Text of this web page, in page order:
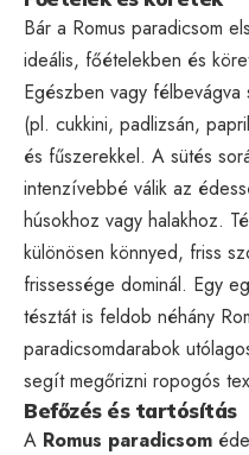
Bár a Romus paradicsom
ideális, főételekben és
Egészben vagy félbevágva
(pl. cukkini, padlizsán,
és fűszerekkel. A sütés
intenzívebbé válik az
húsokhoz vagy halakhoz.
különösen könnyed, friss
frissessége dominál. Egy
tésztát is feldob néhány
paradicsomdarabok
segít megőrizni ropogós
Befőzés és tartósítás
A Romus paradicsom